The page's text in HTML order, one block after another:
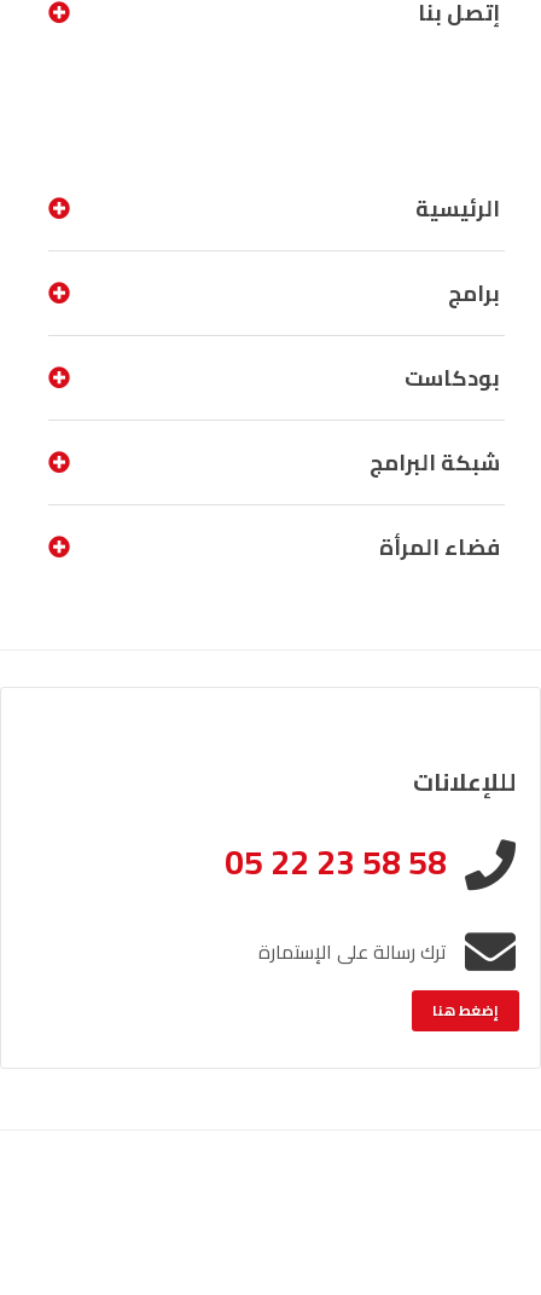
إتصل بنا
الرئيسية
برامج
بودكاست
شبكة البرامج
فضاء المرأة
لللإعلانات
05 22 23 58 58
ترك رسالة على الإستمارة
إضغط هنا